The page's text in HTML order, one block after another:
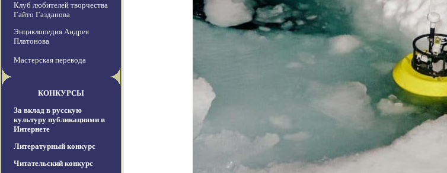
Клуб любителей творчества
Гайто Газданова
Энциклопедия Андрея
Платонова
Мастерская перевода
КОНКУРСЫ
За вклад в русскую
культуру публикациями в
Интернете
Литературный конкурс
Читательский конкурс